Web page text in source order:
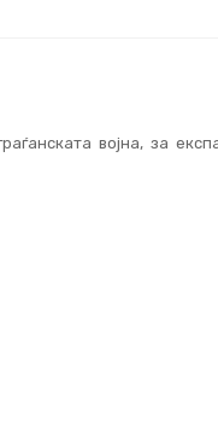
војна, за